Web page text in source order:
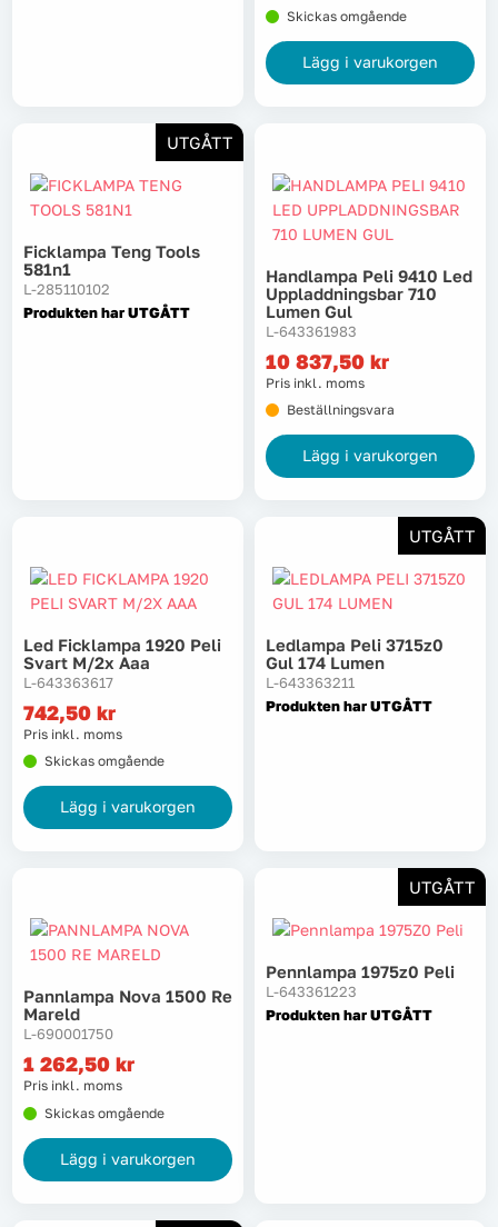
Skickas omgående
Lägg i varukorgen
UTGÅTT
Ficklampa Teng Tools
581n1
L-285110102
Produkten har UTGÅTT
Handlampa Peli 9410 Led
Uppladdningsbar 710
Lumen Gul
L-643361983
10 837,50 kr
Pris inkl. moms
Beställningsvara
Lägg i varukorgen
Led Ficklampa 1920 Peli
Svart M/2x Aaa
L-643363617
742,50 kr
Pris inkl. moms
Skickas omgående
Lägg i varukorgen
UTGÅTT
Ledlampa Peli 3715z0
Gul 174 Lumen
L-643363211
Produkten har UTGÅTT
Pannlampa Nova 1500 Re
Mareld
L-690001750
1 262,50 kr
Pris inkl. moms
Skickas omgående
Lägg i varukorgen
UTGÅTT
Pennlampa 1975z0 Peli
L-643361223
Produkten har UTGÅTT